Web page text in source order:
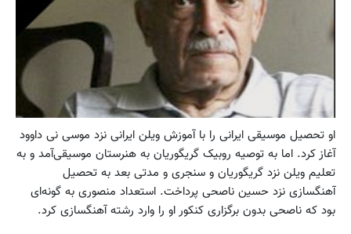
او تحصیل موسیقی ایرانی را با آموزش ویلن ایرانی نزد موسی نی داوود
آغاز کرد. اما به توصیه روبیک گریگوریان به هنرستان موسیقی‌آمد و به
تعلیم ویلن نزد گریگوریان و سنجری و مدتی بعد به تحصیل
آهنگسازی نزد حسین ناصحی پرداخت. استعداد منصوری به گونه‌ای
بود که ناصحی بدون برگزاری کنکور او را وارد رشته آهنگسازی کرد.